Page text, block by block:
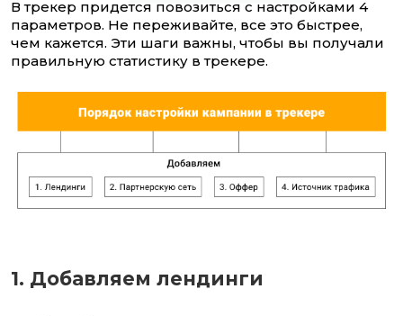
В трекер придется повозиться с настройками 4
параметров. Не переживайте, все это быстрее,
чем кажется. Эти шаги важны, чтобы вы получали
правильную статистику в трекере.
1. Добавляем лендинги